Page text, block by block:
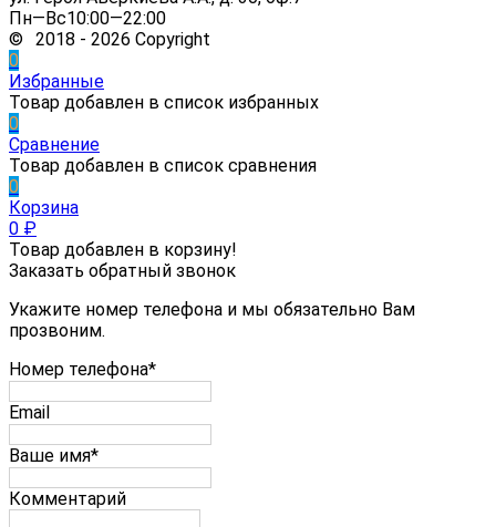
Пн—Вс10:00—22:00
© 2018 - 2026 Copyright
0
Избранные
Товар добавлен в список избранных
0
Сравнение
Товар добавлен в список сравнения
0
Корзина
0 ₽
Товар добавлен в корзину!
Заказать обратный звонок
Укажите номер телефона и мы обязательно Вам
прозвоним.
Номер телефона*
Email
Ваше имя*
Комментарий